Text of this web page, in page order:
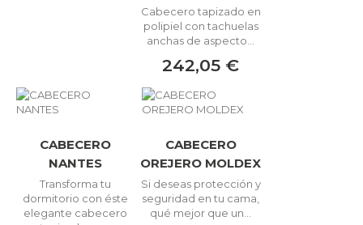
Cabecero tapizado en
polipiel con tachuelas
anchas de aspecto...
242,05 €
CABECERO
NANTES
Transforma tu
dormitorio con éste
elegante cabecero
CABECERO
OREJERO MOLDEX
Si deseas protección y
seguridad en tu cama,
qué mejor que un...